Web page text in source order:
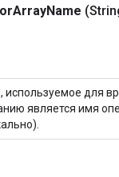
ArrayName
используемое для
является имя